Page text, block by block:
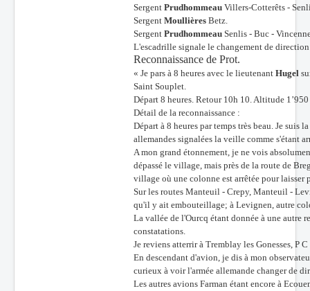
Sergent Prudhommeau Villers-Cotterêts -
Sergent Moullières Betz.
Sergent Prudhommeau Senlis - Buc -
L'escadrille signale le changement de
Reconnaissance de Prot.
« Je pars à 8 heures avec le lieutenant Hugel
Saint Souplet.
Départ 8 heures. Retour 10h 10. Altitude 1’950
Détail de la reconnaissance :
Départ à 8 heures par temps très beau. Je suis
allemandes signalées la veille comme s'étant
A mon grand étonnement, je ne vois
dépassé le village, mais près de la route de
village où une colonne est arrêtée pour laisser
Sur les routes Manteuil - Crepy, Manteuil -
qu'il y ait embouteillage; à Levignen, autre
La vallée de l'Ourcq étant donnée à une autre
constatations.
Je reviens atterrir à Tremblay les Gonesses, P
En descendant d'avion, je dis à mon
curieux à voir l'armée allemande changer de
Les autres avions Farman étant encore à